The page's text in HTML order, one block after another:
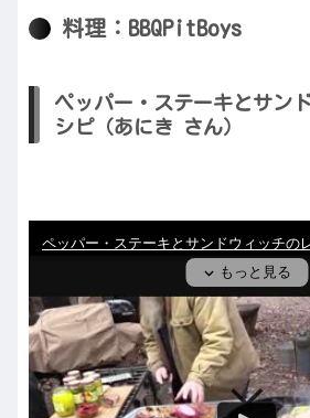
料理：BBQPitBoys
ペッパー・ステーキとサン
シピ（あにき さん）